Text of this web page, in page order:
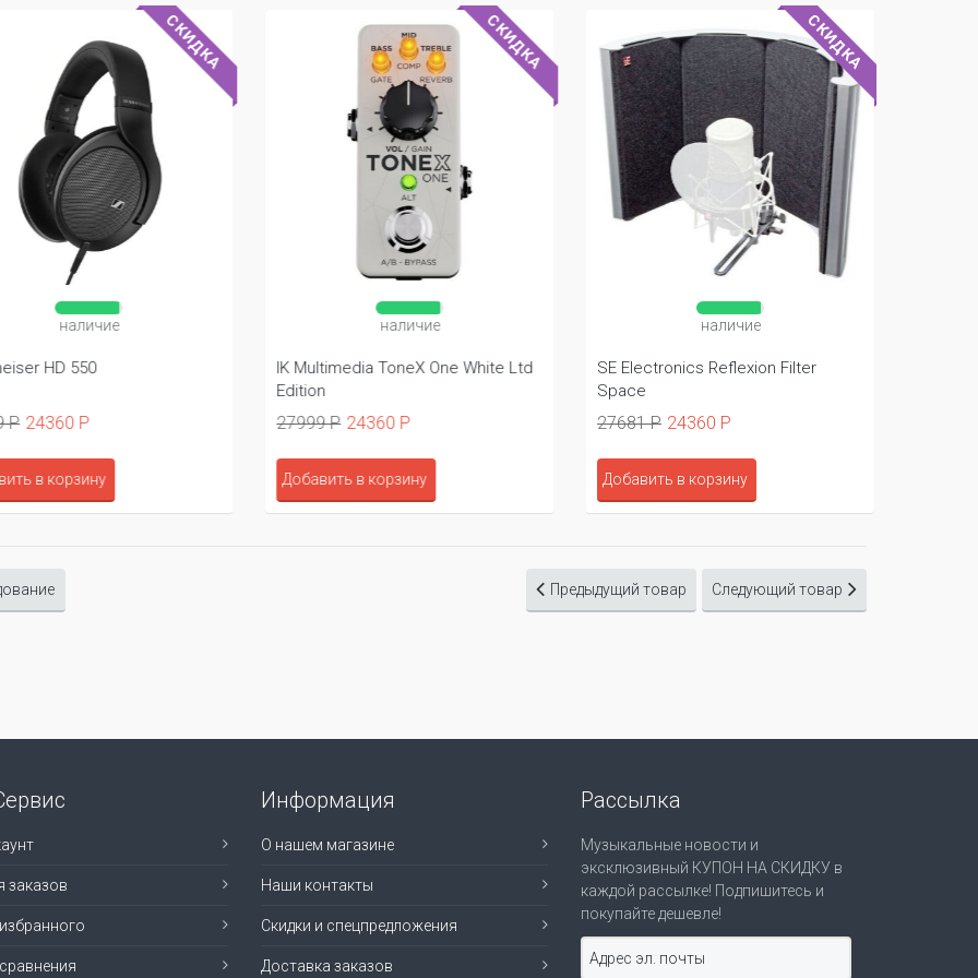
СКИДКА
наличие
HD 550
Р 24360 Р
в корзину
СКИДКА
наличие
IK Multimedia ToneX One White Ltd
Edition
27999 Р 24360 Р
Добавить в корзину
СКИДКА
наличие
SE Electronics Reflexion Filter
Space
27681 Р 24360 Р
Добавить в корзину
Предыдущий товар Следующий товар
заказов
Информация
О нашем магазине
Наши контакты
Скидки и спецпредложения
Доставка заказов
Рассылка
Музыкальные новости и
эксклюзивный КУПОН НА СКИДКУ в
каждой рассылке! Подпишитесь и
покупайте дешевле!